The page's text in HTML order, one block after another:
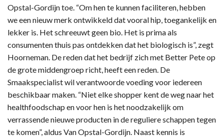
Opstal-Gordijn toe. “Om hen te kunnen faciliteren, hebben
we een nieuw merk ontwikkeld dat vooral hip, toegankelijk en
lekker is. Het schreeuwt geen bio. Het is prima als
consumenten thuis pas ontdekken dat het biologisch is”, zegt
Hoorneman. De reden dat het bedrijf zich met Better Pete op
de grote middengroep richt, heeft een reden. De
Smaakspecialist wil verantwoorde voeding voor iedereen
beschikbaar maken. “Niet elke shopper kent de weg naar het
healthfoodschap en voor hen is het noodzakelijk om
verrassende nieuwe producten in de reguliere schappen tegen
te komen”, aldus Van Opstal-Gordijn. Naast kennis is